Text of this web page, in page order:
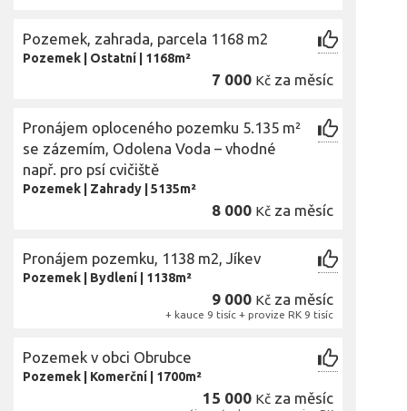
Pozemek, zahrada, parcela 1168 m2
Pozemek Ostatní 1168m²
7 000 Kč za měsíc
Pronájem oploceného pozemku 5.135 m²
se zázemím, Odolena Voda – vhodné
např. pro psí cvičiště
Pozemek Zahrady 5135m²
8 000 Kč za měsíc
Pronájem pozemku, 1138 m2, Jíkev
Pozemek Bydlení 1138m²
9 000 Kč za měsíc
+ kauce 9 tisíc + provize RK 9 tisíc
Pozemek v obci Obrubce
Pozemek Komerční 1700m²
15 000 Kč za měsíc